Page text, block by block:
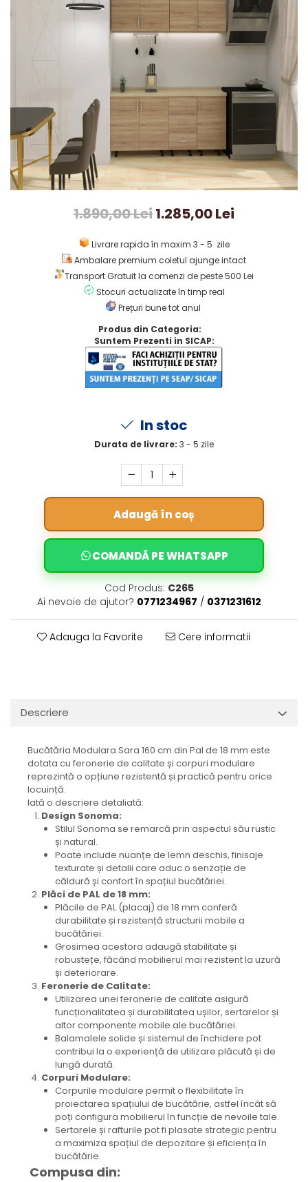
1.890,00 Lei1.285,00 Lei
Livrare rapida în maxim 3 - 5 zile
Ambalare premium coletul ajunge intact
Transport Gratuit la comenzi de peste 500 Lei
Stocuri actualizate în timp real
Prețuri bune tot anul
Produs din Categoria:
Suntem Prezenti in SICAP:
In stoc
Durata de livrare: 3 - 5 zile
Adaugă în coș
COMANDĂ PE WHATSAPP
Cod Produs: C265
Ai nevoie de ajutor? 0771234967 / 0371231612
Adauga la Favorite Cere informatii
Descriere
Bucătăria Modulara Sara 160 cm din Pal de 18 mm este
dotata cu feronerie de calitate și corpuri modulare
reprezintă o opțiune rezistentă și practică pentru orice
locuință.
Iată o descriere detaliată:
Design Sonoma:
Stilul Sonoma se remarcă prin aspectul său rustic
și natural.
Poate include nuanțe de lemn deschis, finisaje
texturate și detalii care aduc o senzație de
căldură și confort în spațiul bucătăriei.
Plăci de PAL de 18 mm:
Plăcile de PAL (placaj) de 18 mm conferă
durabilitate și rezistență structurii mobile a
bucătăriei.
Grosimea acestora adaugă stabilitate și
robustețe, făcând mobilierul mai rezistent la uzură
și deteriorare.
Feronerie de Calitate:
Utilizarea unei feronerie de calitate asigură
funcționalitatea și durabilitatea ușilor, sertarelor și
altor componente mobile ale bucătăriei.
Balamalele solide și sistemul de închidere pot
contribui la o experiență de utilizare plăcută și de
lungă durată.
Corpuri Modulare:
Corpurile modulare permit o flexibilitate în
proiectarea spațiului de bucătărie, astfel încât să
poți configura mobilierul în funcție de nevoile tale.
Sertarele și rafturile pot fi plasate strategic pentru
a maximiza spațiul de depozitare și eficiența în
bucătărie.
Compusa din: